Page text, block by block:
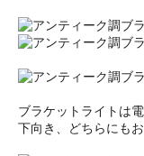
ブラケットライトは
下向き、どちらにも